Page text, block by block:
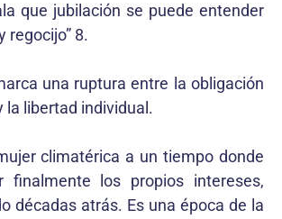
que jubilación se puede entender
regocijo” 8.
una ruptura entre la obligación
la libertad individual.
climatérica a un tiempo donde
finalmente los propios intereses,
décadas atrás. Es una época de la